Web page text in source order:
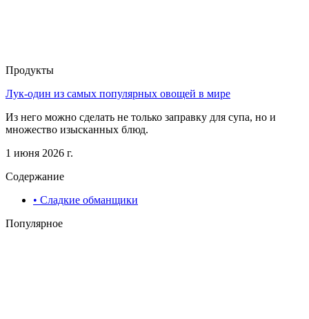
Продукты
Лук-один из самых популярных овощей в мире
Из него можно сделать не только заправку для супа, но и
множество изысканных блюд.
1 июня 2026 г.
Содержание
• Сладкие обманщики
Популярное